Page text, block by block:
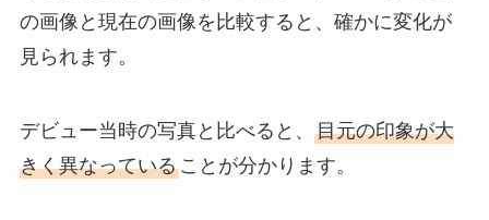
の画像と現在の画像を比較すると、確かに変化が
見られます。
デビュー当時の写真と比べると、 目元の印象が大
きく異なっていることが分かります。